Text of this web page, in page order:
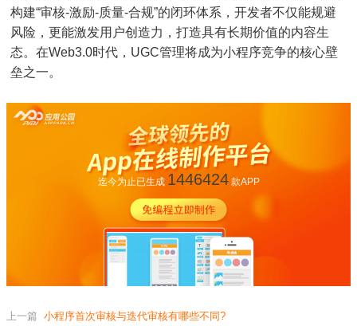
构建“审核-激励-质量-合规”的闭环体系，开发者不仅能规避
风险，更能激发用户创造力，打造具有长期价值的内容生
态。在Web3.0时代，UGC管理将成为小程序竞争的核心壁
垒之一。
迄今为止已生成 1446424款APP
上一篇 小程序首次审核与迭代审核有哪些不同?